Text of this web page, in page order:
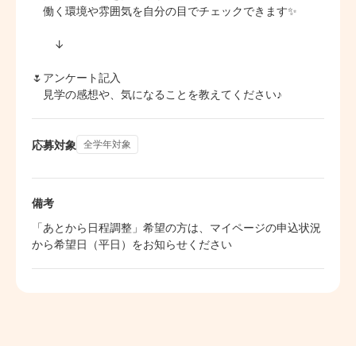
働く環境や雰囲気を自分の目でチェックできます✨
↓
🌷アンケート記入
見学の感想や、気になることを教えてください♪
応募対象 全学年対象
備考
「あとから日程調整」希望の方は、マイページの申込状況
から希望日（平日）をお知らせください